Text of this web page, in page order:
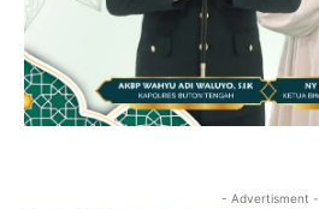
- Advertisment -